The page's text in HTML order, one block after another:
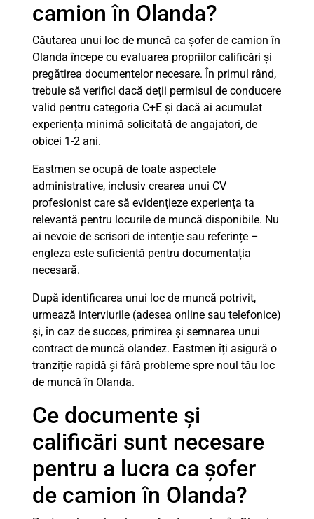
camion în Olanda?
Căutarea unui loc de muncă ca șofer de camion în
Olanda începe cu evaluarea propriilor calificări și
pregătirea documentelor necesare. În primul rând,
trebuie să verifici dacă deții permisul de conducere
valid pentru categoria C+E și dacă ai acumulat
experiența minimă solicitată de angajatori, de
obicei 1-2 ani.
Eastmen se ocupă de toate aspectele
administrative, inclusiv crearea unui CV
profesionist care să evidențieze experiența ta
relevantă pentru locurile de muncă disponibile. Nu
ai nevoie de scrisori de intenție sau referințe –
engleza este suficientă pentru documentația
necesară.
După identificarea unui loc de muncă potrivit,
urmează interviurile (adesea online sau telefonice)
și, în caz de succes, primirea și semnarea unui
contract de muncă olandez. Eastmen îți asigură o
tranziție rapidă și fără probleme spre noul tău loc
de muncă în Olanda.
Ce documente și
calificări sunt necesare
pentru a lucra ca șofer
de camion în Olanda?